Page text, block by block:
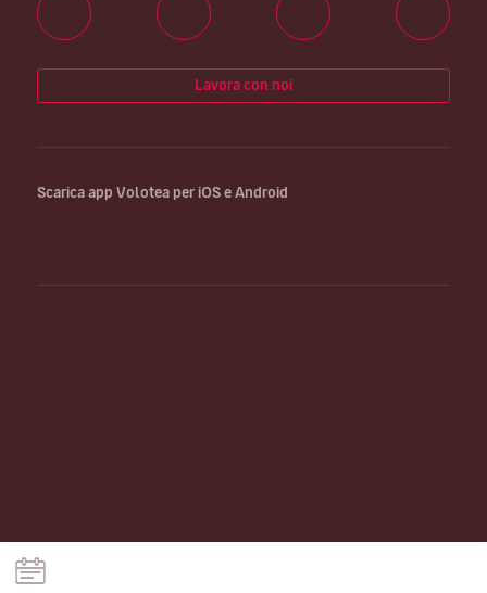
Lavora con noi
Scarica app Volotea per iOS e Android